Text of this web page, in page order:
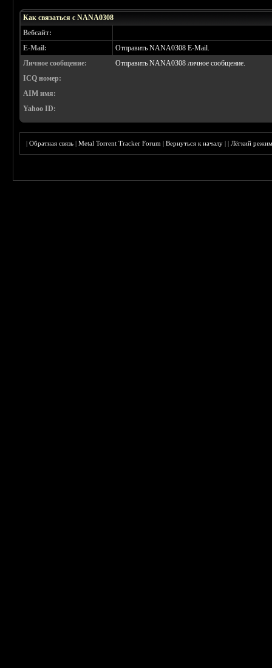
Как связаться с NANA0308
Вебсайт:
E-Mail:
Отправить NANA0308 E-Mail.
Личное сообщение:
Отправить NANA0308 личное сообщение.
ICQ номер:
AIM имя:
Yahoo ID:
|Обратная связь |Metal Torrent Tracker Forum |Вернуться к началу ||Лёгкий